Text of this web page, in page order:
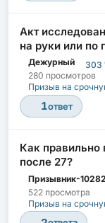
Акт
на руки или по
Дежурный 303
280 просмотров
Призыв на
1ответ
Как правильно
после 27?
Призывник-
522 просмотра
Призыв на